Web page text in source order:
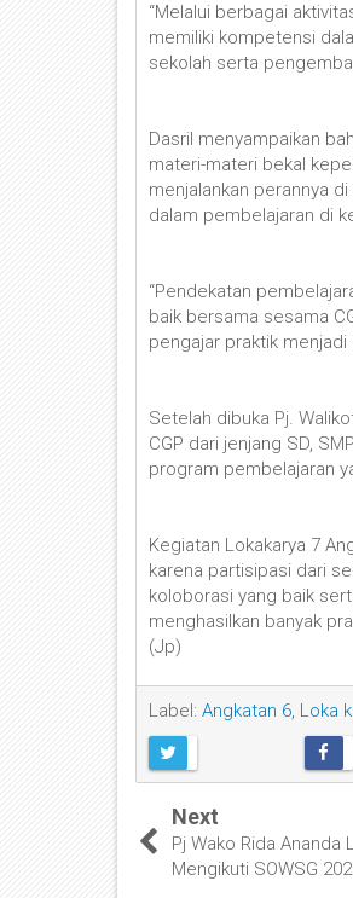
“Melalui berbagai
memiliki kompetensi
sekolah serta
Dasril menyampaikan
materi-materi bekal
menjalankan perannya
dalam pembelajaran di
“Pendekatan
baik bersama sesama
pengajar praktik menjadi
Setelah dibuka Pj.
CGP dari jenjang SD,
program pembelajaran
Kegiatan Lokakarya 7
karena partisipasi dari
koloborasi yang baik
menghasilkan banyak
(Jp)
Label: Angkatan 6 Loka
Next
Pj Wako Rida Ananda
Mengikuti SOWSG